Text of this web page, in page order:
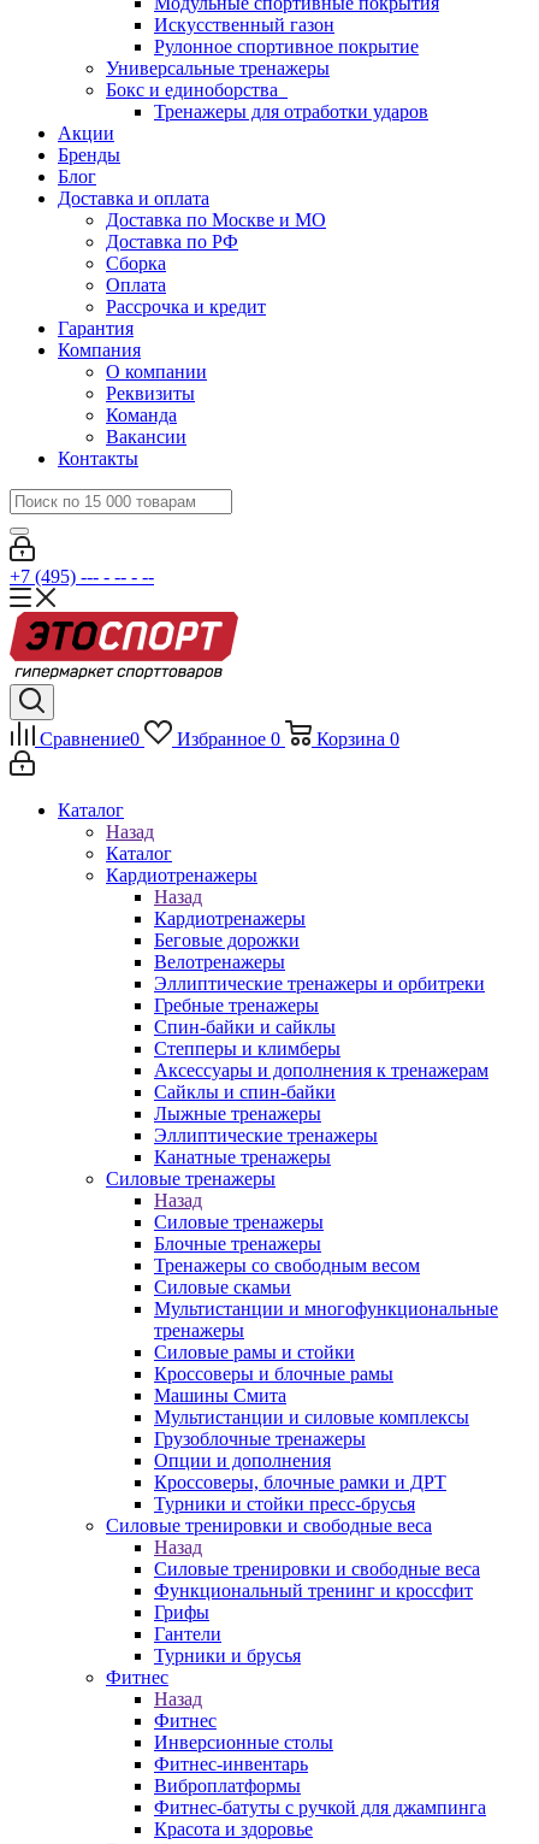
Искусственный газон
Рулонное спортивное покрытие
Универсальные тренажеры
Бокс и единоборства
Тренажеры для отработки ударов
Акции
Бренды
Блог
Доставка и оплата
Доставка по Москве и МО
Доставка по РФ
Сборка
Оплата
Рассрочка и кредит
Гарантия
Компания
О компании
Реквизиты
Команда
Вакансии
Контакты
+7 (495) --- - -- - --
Сравнение0 Избранное 0 Корзина 0
Каталог
Назад
Каталог
Кардиотренажеры
Назад
Кардиотренажеры
Беговые дорожки
Велотренажеры
Эллиптические тренажеры и орбитреки
Гребные тренажеры
Спин-байки и сайклы
Степперы и климберы
Аксессуары и дополнения к тренажерам
Сайклы и спин-байки
Лыжные тренажеры
Эллиптические тренажеры
Канатные тренажеры
Силовые тренажеры
Назад
Силовые тренажеры
Блочные тренажеры
Тренажеры со свободным весом
Силовые скамьи
Мультистанции и многофункциональные
тренажеры
Силовые рамы и стойки
Кроссоверы и блочные рамы
Машины Смита
Мультистанции и силовые комплексы
Грузоблочные тренажеры
Опции и дополнения
Кроссоверы, блочные рамки и ДРТ
Турники и стойки пресс-брусья
Силовые тренировки и свободные веса
Назад
Силовые тренировки и свободные веса
Функциональный тренинг и кроссфит
Грифы
Гантели
Турники и брусья
Фитнес
Назад
Фитнес
Инверсионные столы
Фитнес-инвентарь
Виброплатформы
Фитнес-батуты с ручкой для джампинга
Красота и здоровье